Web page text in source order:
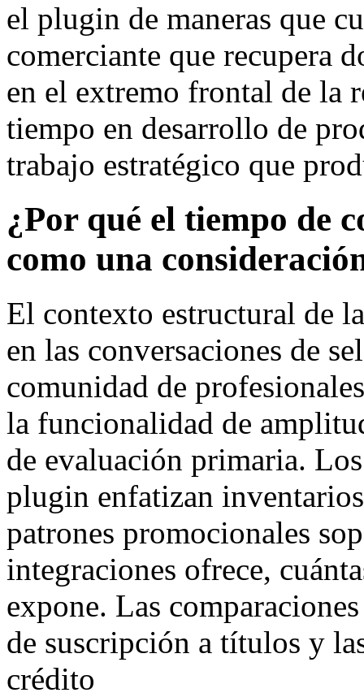
el plugin de maneras que
comerciante que recupera
en el extremo frontal de la
tiempo en desarrollo de
trabajo estratégico que
¿Por qué el tiempo de
como una
El contexto estructural de
en las conversaciones de
comunidad de
la funcionalidad de
de evaluación primaria.
plugin enfatizan
patrones promocionales
integraciones ofrece,
expone. Las
de suscripción a títulos y
crédito